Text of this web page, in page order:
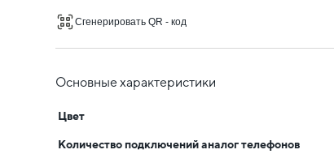
Сгенерировать QR - код
Основные характеристики
Цвет
Количество подключений аналог телефонов